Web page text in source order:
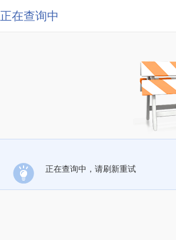
正在查询中
正在查询中，请刷新重试